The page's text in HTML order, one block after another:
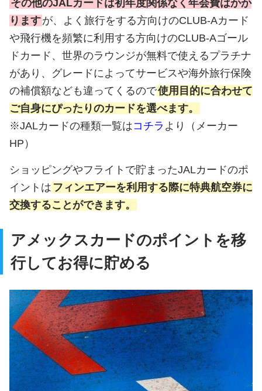
その他のJALカードは初年度関係なく年会費はかか
りますが、よく旅行をする方向けのCLUB-Aカード
や飛行機を頻繁に利用する方向けのCLUB-Aゴール
ドカード、世界のラウンジが無料で使えるプラチナ
があり、グレードによってサービスや海外旅行保険
の補償額なども違ってくるので使用目的に合わせて
ご自身にぴったりのカードを選べます。
※JALカードの種類一覧はコチラ より（メーカー
HP）
ショッピングやフライトで貯まったJALカードのポ
イントは フィンエアーを利用する際に特典航空券に
交換することができます。
アメックスカードのポイントを移
行してお得に貯める